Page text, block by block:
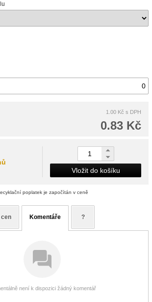
1.00 Kč s DPH
0.83 Kč
Vložit do košíku
poplatek je započítán v ceně
cen Komentáře ?
není k dispozici žádný komentář